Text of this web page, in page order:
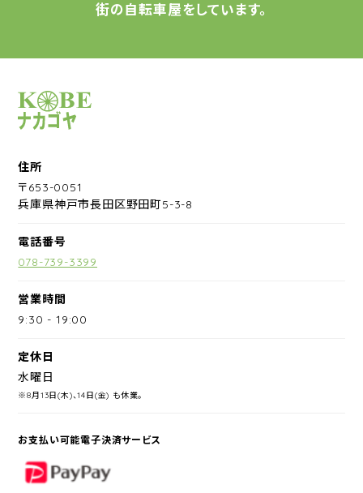
街の自転車屋をしています。
サイクルショップナカゴヤ
住所
〒653-0051
兵庫県神戸市長田区野田町5-3-8
電話番号
078-739-3399
営業時間
9:30 -19:00
定休日
水曜日
※8月13日(木)、14日(金) も休業。
お支払い可能電子決済サービス
PayPay